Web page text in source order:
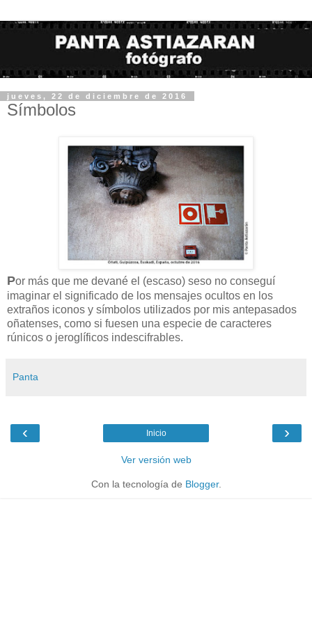
jueves, 22 de diciembre de 2016
Símbolos
Por más que me devané el (escaso) seso no conseguí
imaginar el significado de los mensajes ocultos en los
extraños iconos y símbolos utilizados por mis antepasados
oñatenses, como si fuesen una especie de caracteres
rúnicos o jeroglíficos indescifrables.
Panta
‹ ›
Inicio
Ver versión web
Con la tecnología de Blogger.